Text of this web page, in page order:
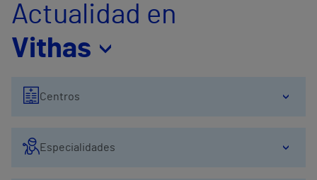
Comunicación
Actualidad en
Vithas
Centros
Especialidades